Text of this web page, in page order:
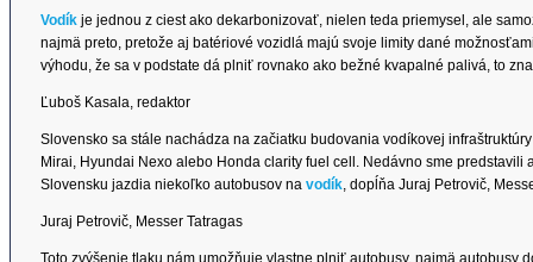
Vodík je jednou z ciest ako dekarbonizovať, nielen teda priemysel, ale
najmä preto, pretože aj batériové vozidlá majú svoje limity dané
výhodu, že sa v podstate dá plniť rovnako ako bežné kvapalné palivá, to
Ľuboš Kasala, redaktor
Slovensko sa stále nachádza na začiatku budovania vodíkovej
Mirai, Hyundai Nexo alebo Honda clarity fuel cell. Nedávno sme
Slovensku jazdia niekoľko autobusov na vodík, dopĺňa Juraj Petrovič,
Juraj Petrovič, Messer Tatragas
Toto zvýšenie tlaku nám umožňuje vlastne plniť autobusy, najmä autobusy